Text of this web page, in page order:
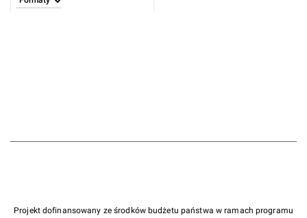
Projekt dofinansowany ze środków budżetu państwa w ramach programu